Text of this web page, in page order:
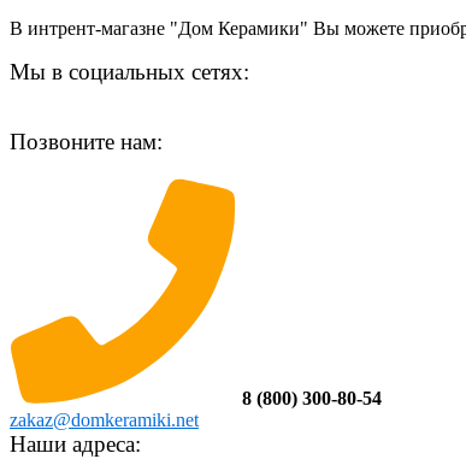
В интрент-магазне "Дом Керамики" Вы можете
Мы в социальных сетях:
Позвоните нам:
8 (800) 300-80-54
zakaz@domkeramiki.net
Наши адреса: